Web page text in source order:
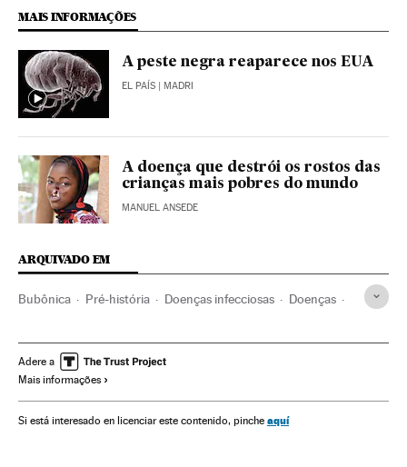
MAIS INFORMAÇÕES
A peste negra reaparece nos EUA
EL PAÍS | MADRI
A doença que destrói os rostos das
crianças mais pobres do mundo
MANUEL ANSEDE
ARQUIVADO EM
Bubônica Pré-história Doenças infecciosas Doenças
Adere a
Mais informações
Si está interesado en licenciar este contenido, pinche aquí